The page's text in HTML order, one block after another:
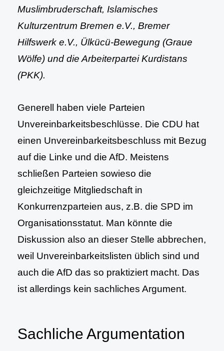
Muslimbruderschaft, Islamisches
Kulturzentrum Bremen e.V., Bremer
Hilfswerk e.V., Ülkücü-Bewegung (Graue
Wölfe) und die Arbeiterpartei Kurdistans
(PKK).
Generell haben viele Parteien
Unvereinbarkeitsbeschlüsse. Die CDU hat
einen Unvereinbarkeitsbeschluss mit Bezug
auf die Linke und die AfD. Meistens
schließen Parteien sowieso die
gleichzeitige Mitgliedschaft in
Konkurrenzparteien aus, z.B. die SPD im
Organisationsstatut. Man könnte die
Diskussion also an dieser Stelle abbrechen,
weil Unvereinbarkeitslisten üblich sind und
auch die AfD das so praktiziert macht. Das
ist allerdings kein sachliches Argument.
Sachliche Argumentation